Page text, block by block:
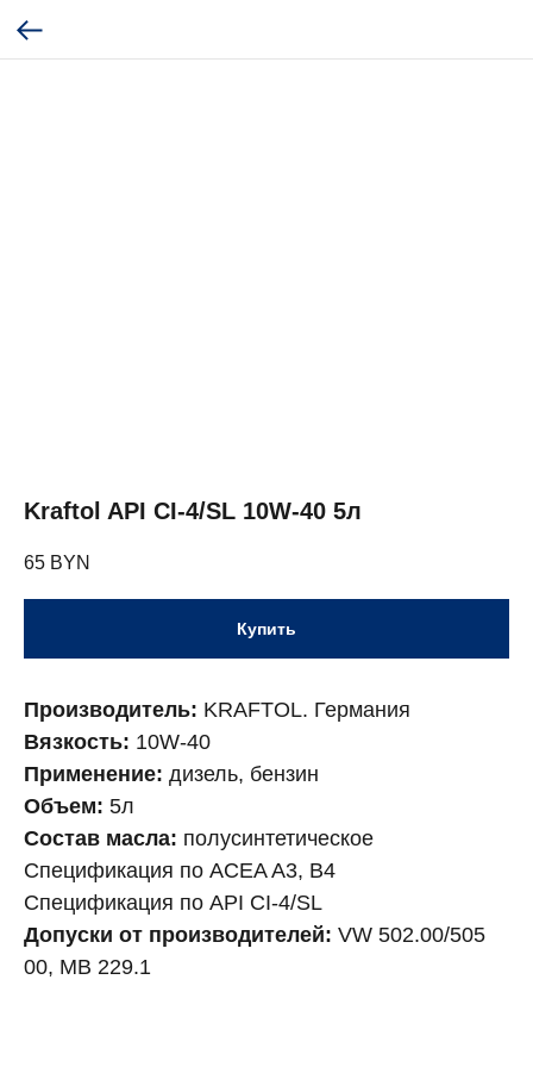
Kraftol API CI-4/SL 10W-40 5л
65 BYN
Купить
Производитель: KRAFTOL. Германия
Вязкость: 10W-40
Применение: дизель, бензин
Объем: 5л
Состав масла: полусинтетическое
Спецификация по ACEA A3, B4
Спецификация по API CI-4/SL
Допуски от производителей: VW 502.00/505
00, MB 229.1